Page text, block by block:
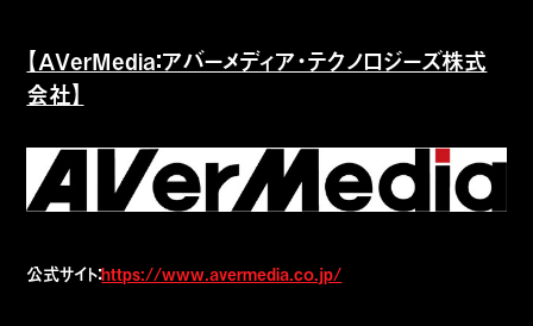
【AVerMedia：アバーメディア・テクノロジーズ株式
会社】
公式サイト：https://www.avermedia.co.jp/